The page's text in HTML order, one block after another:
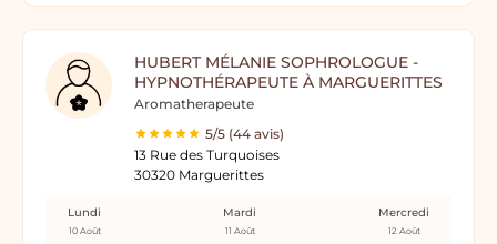
HUBERT MÉLANIE SOPHROLOGUE -
HYPNOTHÉRAPEUTE À MARGUERITTES
Aromatherapeute
5/5 (44 avis)
13 Rue des Turquoises
30320 Marguerittes
Lundi
10 Août
Mardi
11 Août
Mercredi
12 Août